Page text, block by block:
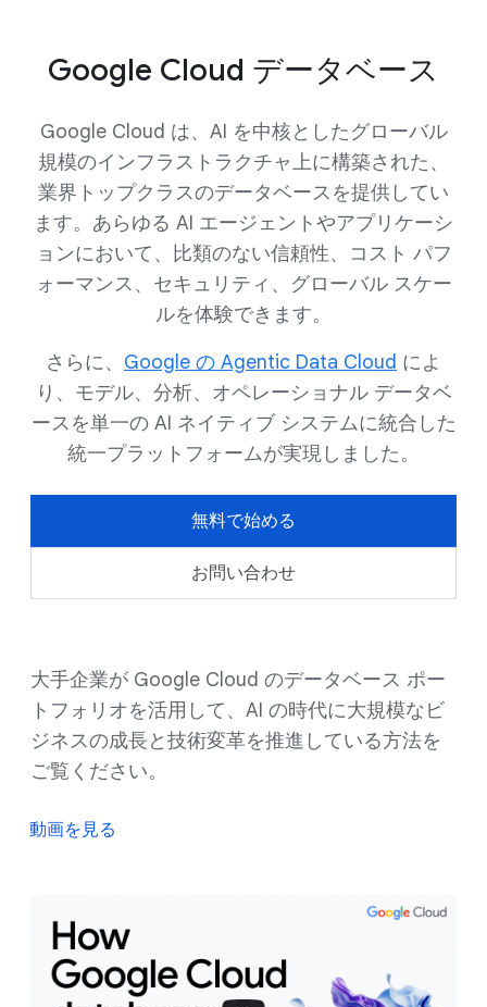
Google Cloud データベース
Google Cloud は、AI を中核としたグローバル
規模のインフラストラクチャ上に構築された、
業界トップクラスのデータベースを提供してい
ます。あらゆる AI エージェントやアプリケーシ
ョンにおいて、比類のない信頼性、コスト パフ
ォーマンス、セキュリティ、グローバル スケー
ルを体験できます。
さらに、 Google の Agentic Data Cloud によ
り、モデル、分析、オペレーショナル データベ
ースを単一の AI ネイティブ システムに統合した
統一プラットフォームが実現しました。
無料で始める
お問い合わせ
大手企業が Google Cloud のデータベース ポー
トフォリオを活用して、AI の時代に大規模なビ
ジネスの成長と技術変革を推進している方法を
ご覧ください。
動画を見る